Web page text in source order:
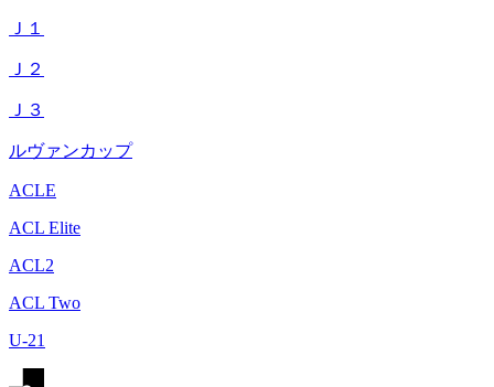
Ｊ１
Ｊ２
Ｊ３
ルヴァンカップ
ACLE
ACL Elite
ACL2
ACL Two
U-21